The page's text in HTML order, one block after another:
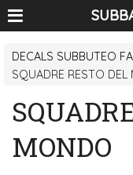
DECALS SUBBUTEO
SQUADRE RESTO DEL
MONDO